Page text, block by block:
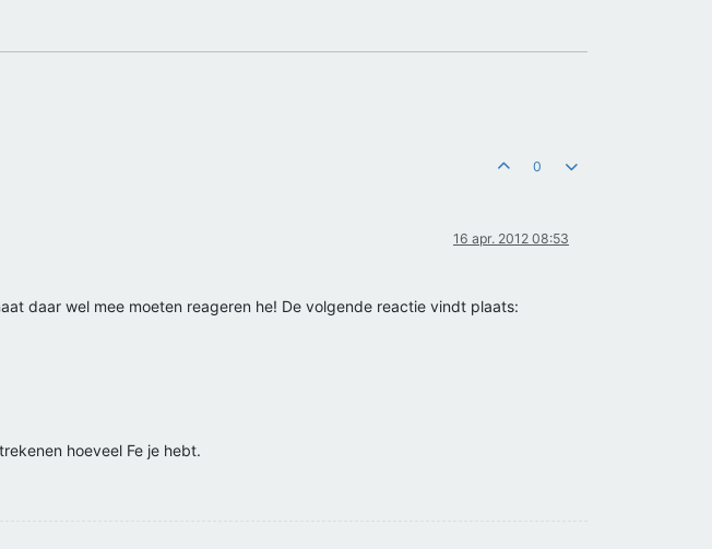
0
16 apr. 2012 08:53
daar wel mee moeten reageren he! De volgende reactie vindt plaats:
hoeveel Fe je hebt.